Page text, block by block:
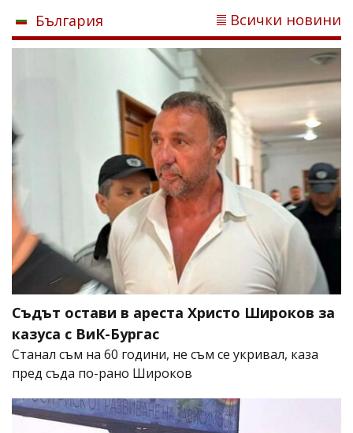
България Всички новини
Съдът остави в ареста Христо Широков за
казуса с ВиК-Бургас
Станал съм на 60 години, не съм се укривал, каза
пред съда по-рано Широков